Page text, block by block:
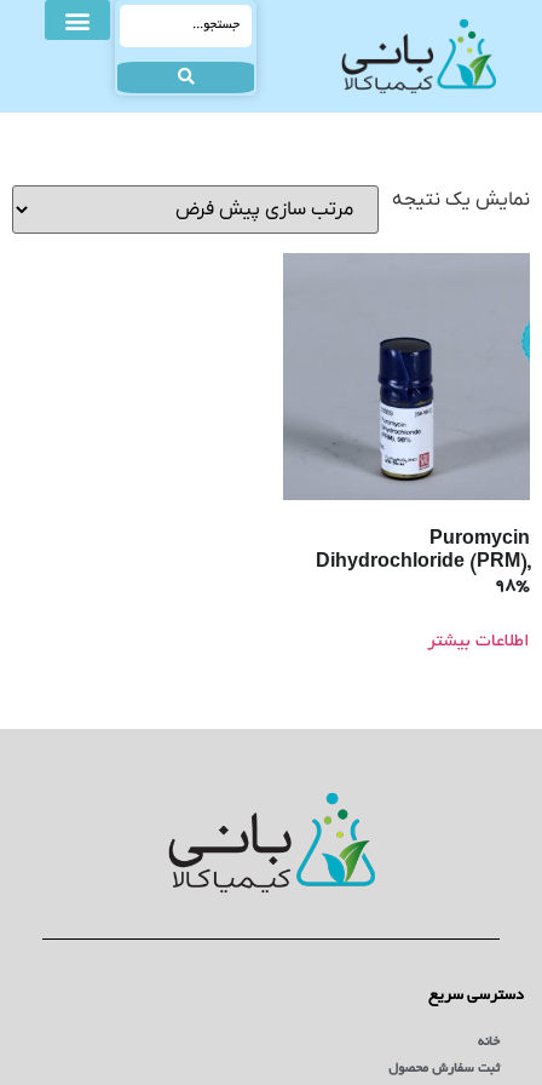
نمایش یک نتیجه
Puromycin
Dihydrochloride (PRM),
98%
اطلاعات بیشتر
دسترسی سریع
خانه
ثبت سفارش محصول